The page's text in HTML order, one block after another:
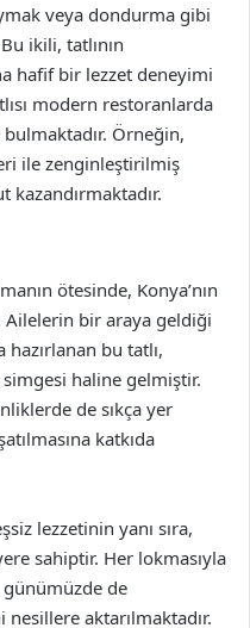
veya dondurma gibi
ikili, tatlının
hafif bir lezzet deneyimi
modern restoranlarda
Örneğin,
ile zenginleştirilmiş
kazandırmaktadır.
ötesinde, Konya’nın
Ailelerin bir araya geldiği
bu tatlı,
haline gelmiştir.
de sıkça yer
katkıda
lezzetinin yanı sıra,
sahiptir. Her lokmasıyla
günümüzde de
aktarılmaktadır.